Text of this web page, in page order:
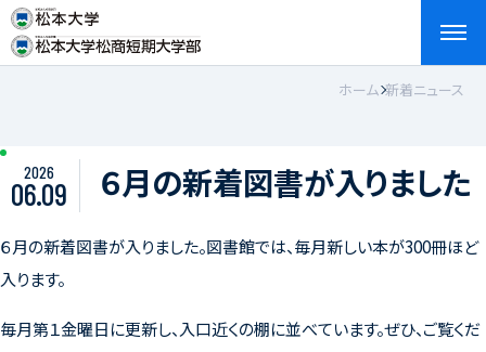
English
ホーム 新着ニュース
2026
06.09 ６月の新着図書が入りました
６月の新着図書が入りました。図書館では、毎月新しい本が300冊ほど
入ります。
毎月第１金曜日に更新し、入口近くの棚に並べています。ぜひ、ご覧くだ